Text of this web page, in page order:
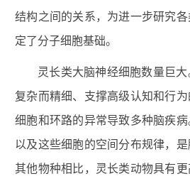
结构之间的关系，为进一步研究
定了分子细胞基础。
灵长类大脑神经细胞数量巨
复杂而精细、支撑高级认知和行
细胞和环路的异常导致多种脑疾
以及这些细胞的空间分布规律，
其他物种相比，灵长类动物具有更